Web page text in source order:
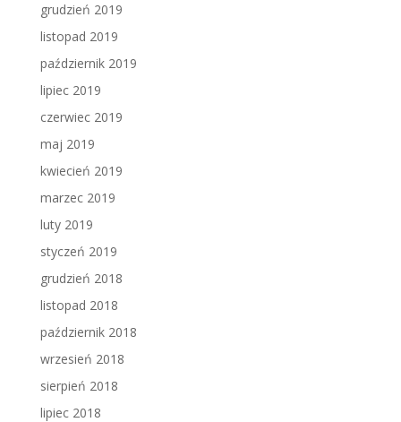
grudzień 2019
listopad 2019
październik 2019
lipiec 2019
czerwiec 2019
maj 2019
kwiecień 2019
marzec 2019
luty 2019
styczeń 2019
grudzień 2018
listopad 2018
październik 2018
wrzesień 2018
sierpień 2018
lipiec 2018